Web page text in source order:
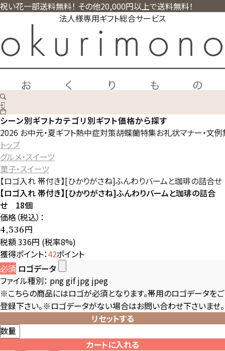
祝い花一部送料無料！ その他20,000円以上で送料無料！
法人様専用ギフト総合サービス
シーン別ギフトカテゴリ別ギフト価格から探す
2026 お中元・夏ギフト熱中症対策胡蝶蘭特集お礼状マナー・文
トップ
グルメ・スイーツ
菓子・スイーツ
【ロゴ入れ 帯付き】[ひかりがさね]ふんわりバームと珈琲の詰合
【ロゴ入れ 帯付き】[ひかりがさね]ふんわりバームと珈琲の詰合
せ 18個
価格（税込）：
4,536円
税額 336円 (税率8%)
獲得ポイント：42ポイント
必須 ロゴデータ
ファイル種別： png gif jpg jpeg
※こちらの商品にはロゴが必須となります。帯用のロゴデータをご
登録下さい。※ロゴデータがない場合はお問い合わせ下さいませ。
リセットする
数量
カートに入れる